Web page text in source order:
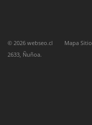
© 2026 webseo.cl Mapa Sitio
2633, Ñuñoa.